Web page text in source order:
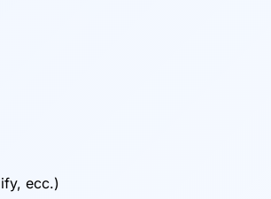
ecc.)